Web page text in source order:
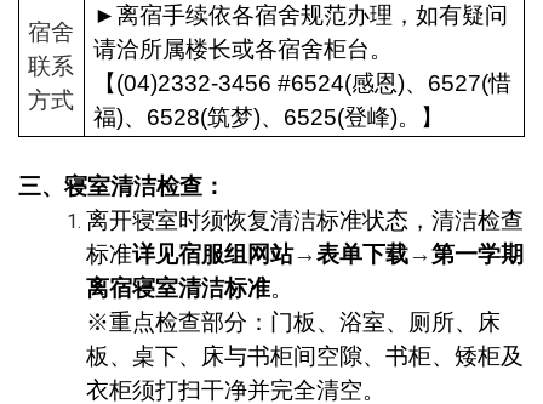
宿舍
联系
方式
►离宿手续依各宿舍规范办理，如有疑问
请洽所属楼长或各宿舍柜台。
【(04)2332-3456 #6524(感恩)、6527(惜
福)、6528(筑梦)、6525(登峰)。】
三、寝室清洁检查：
离开寝室时须恢复清洁标准状态，清洁检查
标准详见宿服组网站→表单下载→第一学期
离宿寝室清洁标准。
※重点检查部分：门板、浴室、厕所、床
板、桌下、床与书柜间空隙、书柜、矮柜及
衣柜须打扫干净并完全清空。